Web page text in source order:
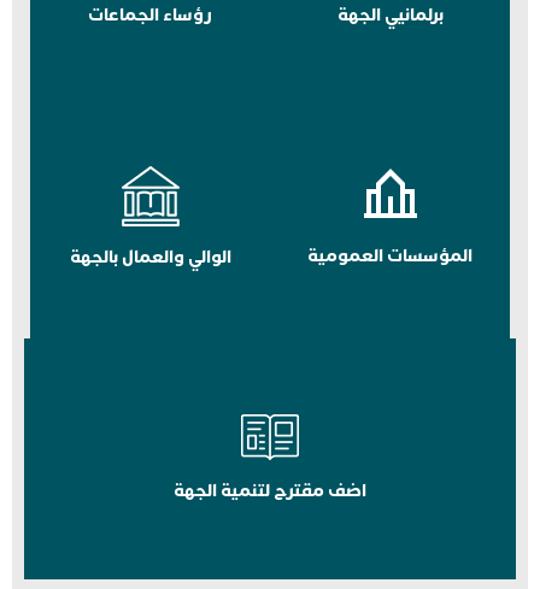
برلمانيي الجهة رؤساء الجماعات
المؤسسات العمومية الوالي والعمال بالجهة
اضف مقترح لتنمية الجهة